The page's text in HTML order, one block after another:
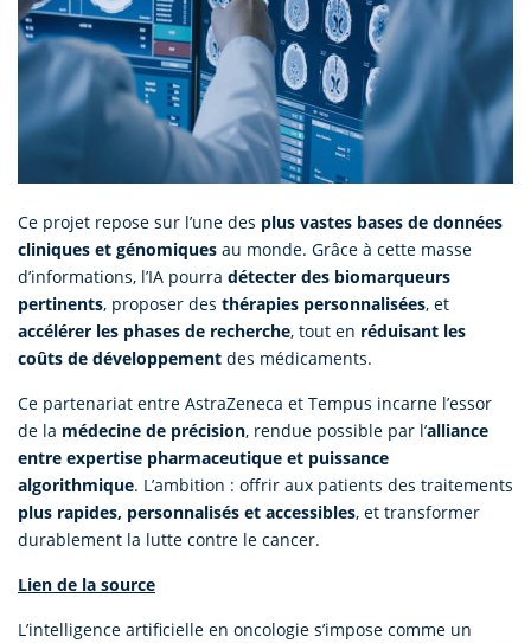
Ce projet repose sur l’une des plus vastes bases de données
cliniques et génomiques au monde. Grâce à cette masse
d’informations, l’IA pourra détecter des biomarqueurs
pertinents, proposer des thérapies personnalisées, et
accélérer les phases de recherche, tout en réduisant les
coûts de développement des médicaments.
Ce partenariat entre AstraZeneca et Tempus incarne l’essor
de la médecine de précision, rendue possible par l’alliance
entre expertise pharmaceutique et puissance
algorithmique. L’ambition : offrir aux patients des traitements
plus rapides, personnalisés et accessibles, et transformer
durablement la lutte contre le cancer.
Lien de la source
L’intelligence artificielle en oncologie s’impose comme un